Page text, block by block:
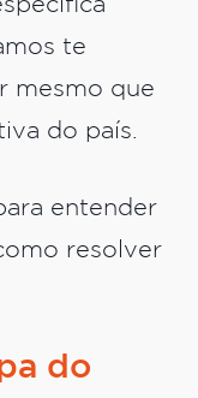
te
mesmo que
do país.
entender
resolver
do